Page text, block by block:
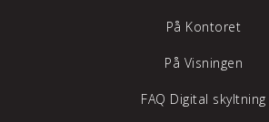
På Kontoret
På Visningen
FAQ Digital skyltning